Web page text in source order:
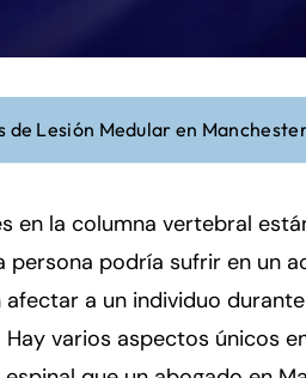
de Lesión Medular en
en la columna vertebral
persona podría sufrir en un
afectar a un individuo
Hay varios aspectos únicos